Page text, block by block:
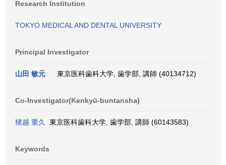
Research Institution
TOKYO MEDICAL AND DENTAL UNIVERSITY
Principal Investigator
山田 敏元 東京医科歯科大学, 歯学部, 講師 (40134712)
Co-Investigator(Kenkyū-buntansha)
猪越 重久 東京医科歯科大学, 歯学部, 講師 (60143583)
Keywords